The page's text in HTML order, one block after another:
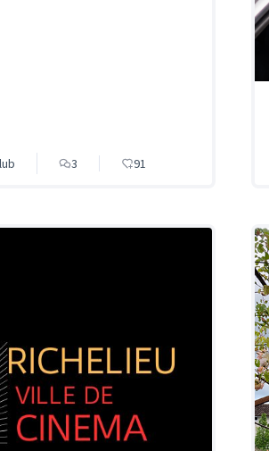
3 91